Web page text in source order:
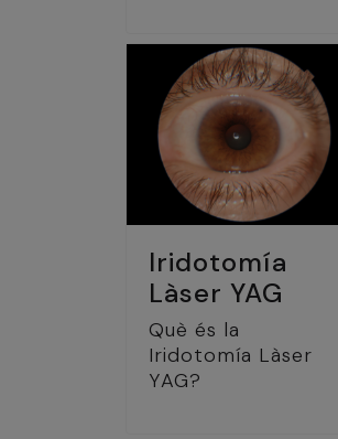
Iridotomía
Làser YAG
Què és la
Iridotomía Làser
YAG?